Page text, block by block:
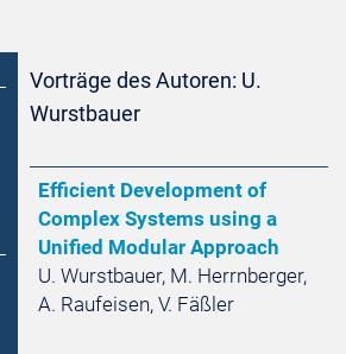
Vorträge des Autoren: U.
Wurstbauer
Efficient Development of
Complex Systems using a
Unified Modular Approach
U. Wurstbauer, M. Herrnberger,
A. Raufeisen, V. Fäßler